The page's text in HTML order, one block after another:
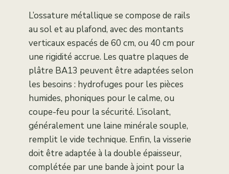
L’ossature métallique se compose de rails
au sol et au plafond, avec des montants
verticaux espacés de 60 cm, ou 40 cm pour
une rigidité accrue. Les quatre plaques de
plâtre BA13 peuvent être adaptées selon
les besoins : hydrofuges pour les pièces
humides, phoniques pour le calme, ou
coupe-feu pour la sécurité. L’isolant,
généralement une laine minérale souple,
remplit le vide technique. Enfin, la visserie
doit être adaptée à la double épaisseur,
complétée par une bande à joint pour la